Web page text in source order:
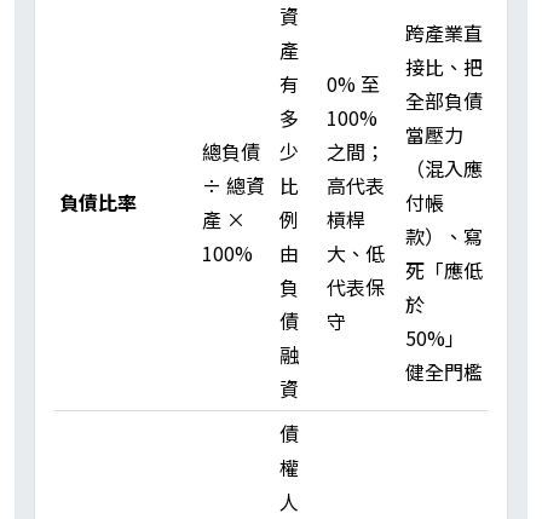
負債比率
總負債
÷ 總資
產 ×
100%
資
產
有
多
少
比
例
由
負
債
融
資
0% 至
100%
之間；
高代表
槓桿
大、低
代表保
守
跨產業直
接比、把
全部負債
當壓力
（混入應
付帳
款）、寫
死「應低
於
50%」
健全門檻
債
權
人